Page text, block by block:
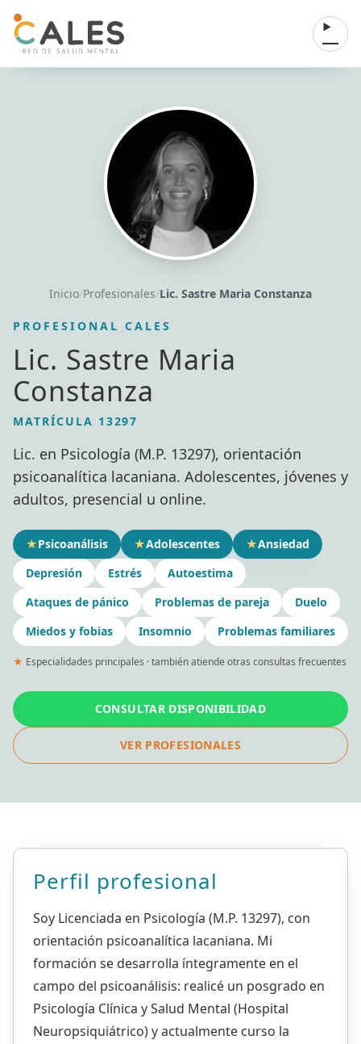
Abrir
Inicio/Profesionales/Lic. Sastre Maria Constanza
PROFESIONAL CALES
Lic. Sastre Maria
Constanza
MATRÍCULA 13297
Lic. en Psicología (M.P. 13297), orientación
psicoanalítica lacaniana. Adolescentes, jóvenes y
adultos, presencial u online.
★Psicoanálisis ★Adolescentes ★Ansiedad
Depresión
Estrés
Autoestima
Ataques de pánico
Problemas de pareja
Duelo
Miedos y fobias
Insomnio Problemas familiares
★ Especialidades principales · también atiende otras consultas frecuentes
CONSULTAR DISPONIBILIDAD
VER PROFESIONALES
Perfil profesional
Soy Licenciada en Psicología (M.P. 13297), con
orientación psicoanalítica lacaniana. Mi
formación se desarrolla íntegramente en el
campo del psicoanálisis: realicé un posgrado en
Psicología Clínica y Salud Mental (Hospital
Neuropsiquiátrico) y actualmente curso la